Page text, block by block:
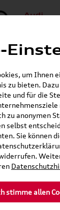
(0)171 / 870 72
- 19:00 Uhr Sa.
- 20:00 Uhr Sa.
bei
zum
um Ihnen
zu bieten.
und für die
zu anonymen
selbst
Sie können
stimme allen